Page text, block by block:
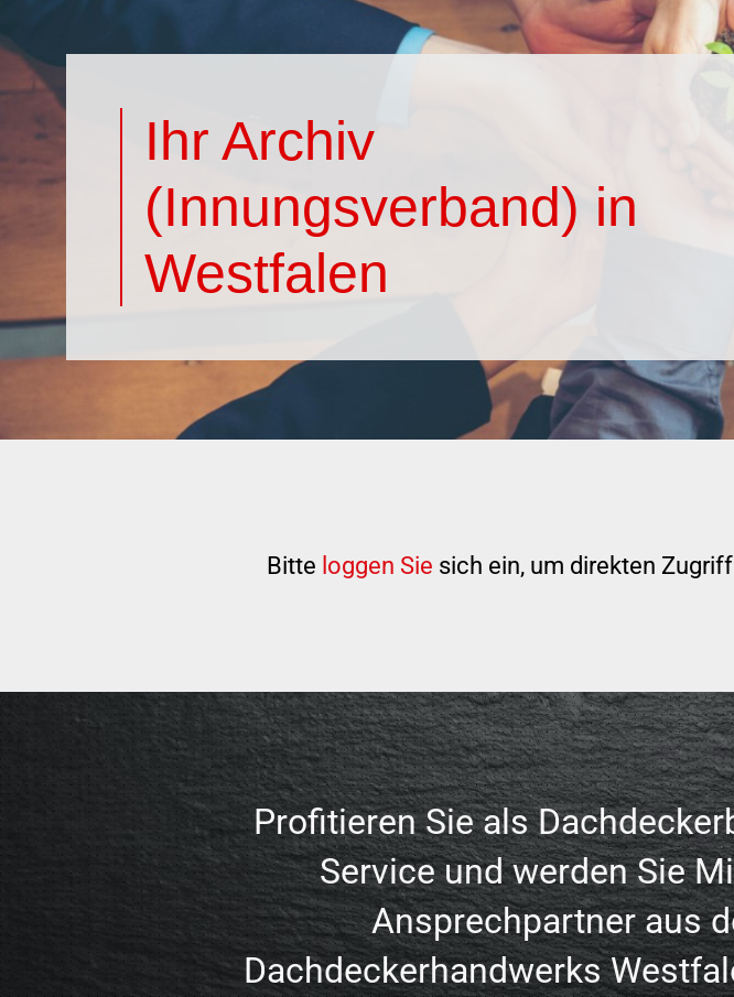
Ihr Archiv
(Innungsverband) in
Westfalen
Bitte loggen Sie sich ein, um direkten
Profitieren Sie als
Service und werden Sie
Ansprechpartner aus
Dachdeckerhandwerks